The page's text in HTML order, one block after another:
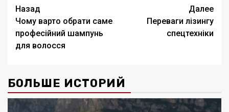
Навигация
записи
Назад
Чому варто обрати саме
професійний шампунь
для волосся
Далее
Переваги лізингу
спецтехніки
БОЛЬШЕ ИСТОРИЙ